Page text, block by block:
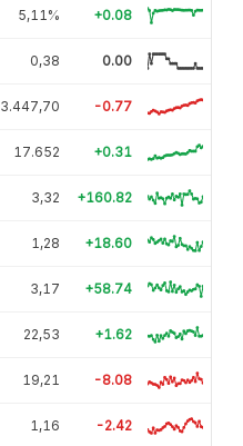
5,11% +0.08
0,38 0.00
3.447,70 -0.77
17.652 +0.31
3,32 +160.82
1,28 +18.60
3,17 +58.74
22,53 +1.62
19,21 -8.08
1,16 -2.42